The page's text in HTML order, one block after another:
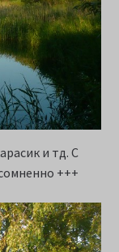
и тд. С
+++